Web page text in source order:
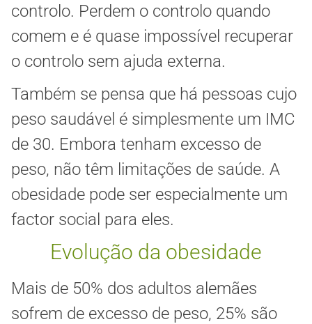
controlo. Perdem o controlo quando
comem e é quase impossível recuperar
o controlo sem ajuda externa.
Também se pensa que há pessoas cujo
peso saudável é simplesmente um IMC
de 30. Embora tenham excesso de
peso, não têm limitações de saúde. A
obesidade pode ser especialmente um
factor social para eles.
Evolução da obesidade
Mais de 50% dos adultos alemães
sofrem de excesso de peso, 25% são